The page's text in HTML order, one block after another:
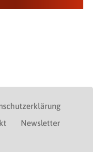
Newsletter